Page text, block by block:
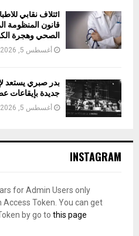
ائتلاف نقابي
قانون المنظومة
الصحي وهجرة
أغسطس 5, 2026
بدر صبري يستعد
جديدة بإيقاعات
أغسطس 5, 2026
INSTAGRAM
for Admin Users only:
Token. You can get
by go to this page